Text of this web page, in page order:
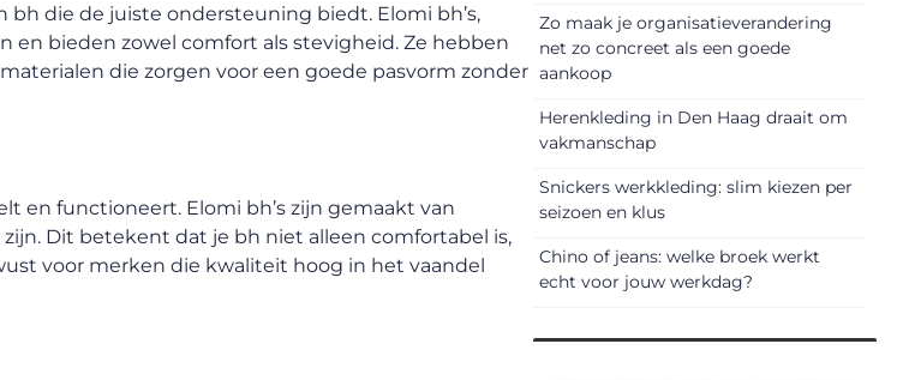
die de juiste ondersteuning biedt. Elomi bh’s,
en bieden zowel comfort als stevigheid. Ze hebben
die zorgen voor een goede pasvorm zonder
en functioneert. Elomi bh’s zijn gemaakt van
Dit betekent dat je bh niet alleen comfortabel is,
voor merken die kwaliteit hoog in het vaandel
Zo maak je organisatieverandering
net zo concreet als een goede
aankoop
Herenkleding in Den Haag draait om
vakmanschap
Snickers werkkleding: slim kiezen per
seizoen en klus
Chino of jeans: welke broek werkt
echt voor jouw werkdag?